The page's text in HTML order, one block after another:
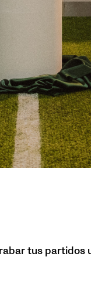
tus partidos